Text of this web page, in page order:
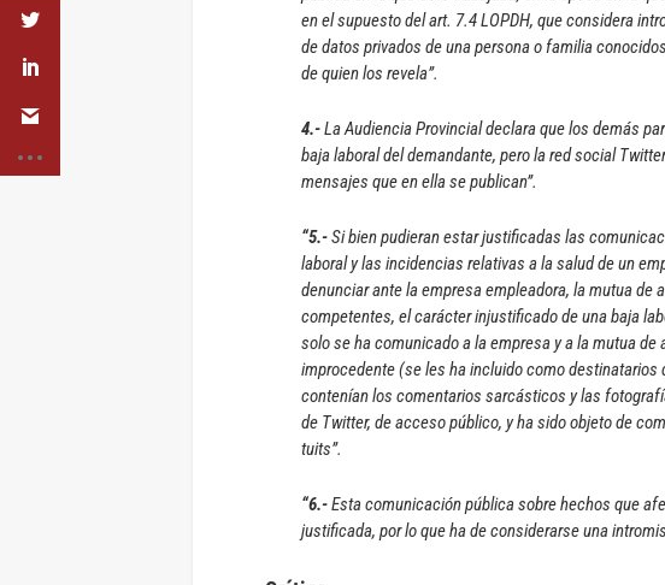
en el supuesto del art. 7.4 LOPDH, que considera
de datos privados de una persona o familia
de quien los revela”.
4.-La Audiencia Provincial declara que los demás
baja laboral del demandante, pero la red social
mensajes que en ella se publican”.
“5.-Si bien pudieran estar justificadas las
laboral y las incidencias relativas a la salud de un
denunciar ante la empresa empleadora, la mutua de
competentes, el carácter injustificado de una baja
solo se ha comunicado a la empresa y a la mutua
improcedente (se les ha incluido como destinatarios
contenían los comentarios sarcásticos y las
de Twitter, de acceso público, y ha sido objeto de
tuits”.
“6.-Esta comunicación pública sobre hechos que
justificada, por lo que ha de considerarse una